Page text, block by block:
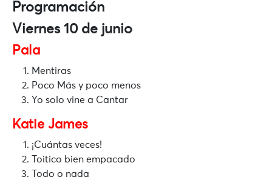
Programación
Viernes 10 de junio
Pala
Mentiras
Poco Más y poco menos
Yo solo vine a Cantar
Katie James
¡Cuántas veces!
Toitico bien empacado
Todo o nada